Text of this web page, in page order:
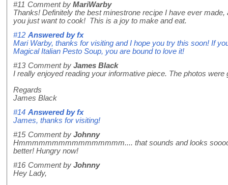
#11 Comment by MariWarby
Thanks! Definitely the best minestrone recipe I have ever
you just want to cook! This is a joy to make and eat.
#12 Answered byfx
Mari Warby, thanks for visiting and I hope you try this soon! If
Magical Italian Pesto Soup, you are bound to love it!
#13 Comment by James Black
I really enjoyed reading your informative piece. The photos were
Regards
James Black
#14 Answered byfx
James, thanks for visiting!
#15 Comment by Johnny
Hmmmmmmmmmmmmmmmm.... that sounds and looks
better! Hungry now!
#16 Comment by Johnny
Hey Lady,